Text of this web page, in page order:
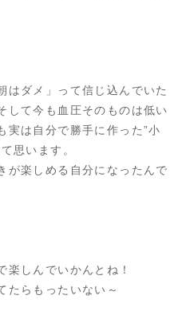
はダメ」って信じ込んでいた
して今も血圧そのものは低い
実は自分で勝手に作った”小
思います。
が楽しめる自分になったんで
楽しんでいかんとね！
たらもったいない～